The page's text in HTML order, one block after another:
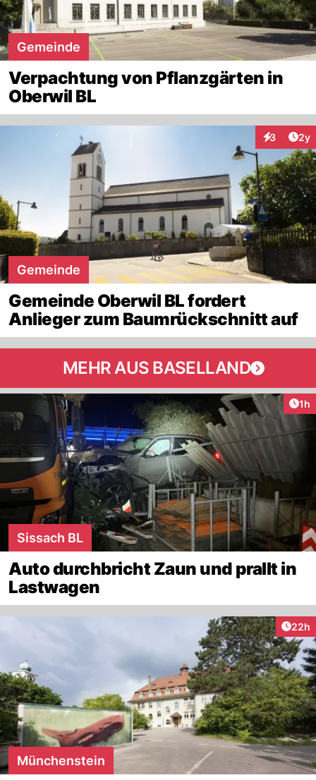
Gemeinde
Verpachtung von Pflanzgärten in
Oberwil BL
3 2y
Gemeinde
Gemeinde Oberwil BL fordert
Anlieger zum Baumrückschnitt auf
MEHR AUS BASELLAND
1h
Sissach BL
Auto durchbricht Zaun und prallt in
Lastwagen
22h
Münchenstein